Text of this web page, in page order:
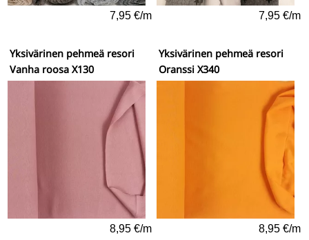
7,95 €/m 7,95 €/m
Yksivärinen pehmeä resori
Vanha roosa X130
8,95 €/m
Yksivärinen pehmeä resori
Oranssi X340
8,95 €/m